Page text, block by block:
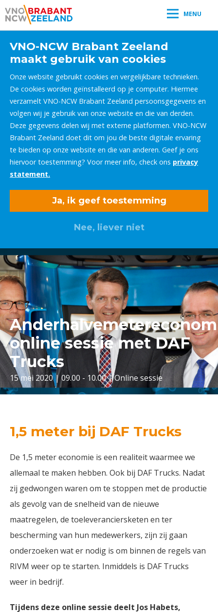
MENU
VNO-NCW Brabant Zeeland
maakt gebruik van cookies
Onze website gebruikt cookies en vergelijkbare technieken.
De cookies worden geïnstalleerd op je computer. Hiermee
verzamelt VNO-NCW Brabant Zeeland persoonsgegevens en
volgen wij je gebruik van onze website en die van derden.
Deze gegevens delen wij met externe platformen. VNO-NCW
Brabant Zeeland doet dit om jou de beste digitale ervaring
te bieden op onze website en die van anderen. Geef je ons
hiervoor toestemming? Voor meer info, check ons privacy
statement.
Ja, ik geef toestemming
Nee, liever niet
online sessie met DAF
Trucks
15 mei 2020 | 09.00 - 10.00 | Online sessie
1,5 meter bij DAF Trucks
De 1,5 meter economie is een realiteit waarmee we
allemaal te maken hebben. Ook bij DAF Trucks. Nadat
zij gedwongen waren om te stoppen met de productie
als gevolg van de snelheid van de nieuwe
maatregelen, de toeleveranciersketen en ter
bescherming van hun medewerkers, zijn zij gaan
onderzoeken wat er nodig is om binnen de regels van
RIVM weer op te starten. Inmiddels is DAF Trucks
weer in bedrijf.
Tijdens deze online sessie deelt Jos Habets,